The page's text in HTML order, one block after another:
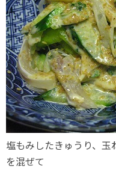
塩もみしたきゅうり、
を混ぜて